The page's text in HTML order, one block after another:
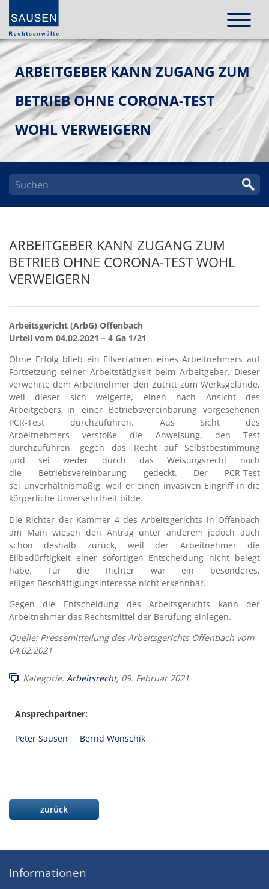
ARBEITGEBER KANN ZUGANG ZUM
BETRIEB OHNE CORONA-TEST
WOHL VERWEIGERN
ARBEITGEBER KANN ZUGANG ZUM
BETRIEB OHNE CORONA-TEST WOHL
VERWEIGERN
Arbeitsgericht (ArbG) Offenbach
Urteil vom 04.02.2021 – 4 Ga 1/21
Ohne Erfolg blieb ein Eilverfahren eines Arbeitnehmers auf
Fortsetzung seiner Arbeitstätigkeit beim Arbeitgeber. Dieser
verwehrte dem Arbeitnehmer den Zutritt zum Werksgelände,
weil dieser sich weigerte, einen nach Ansicht des
Arbeitgebers in einer Betriebsvereinbarung vorgesehenen
PCR-Test durchzuführen. Aus Sicht des
Arbeitnehmers verstoße die Anweisung, den Test
durchzuführen, gegen das Recht auf Selbstbestimmung
und sei weder durch das Weisungsrecht noch
die Betriebsvereinbarung gedeckt. Der PCR-Test
sei unverhältnismäßig, weil er einen invasiven Eingriff in die
körperliche Unversehrtheit bilde.
Die Richter der Kammer 4 des Arbeitsgerichts in Offenbach
am Main wiesen den Antrag unter anderem jedoch auch
schon deshalb zurück, weil der Arbeitnehmer die
Eilbedürftigkeit einer sofortigen Entscheidung nicht belegt
habe. Für die Richter war ein besonderes,
eiliges Beschäftigungsinteresse nicht erkennbar.
Gegen die Entscheidung des Arbeitsgerichts kann der
Arbeitnehmer das Rechtsmittel der Berufung einlegen.
Quelle: Pressemitteilung des Arbeitsgerichts Offenbach vom
04.02.2021
Kategorie:Arbeitsrecht, 09. Februar 2021
Ansprechpartner:
Peter Sausen Bernd Wonschik
zurück
Informationen